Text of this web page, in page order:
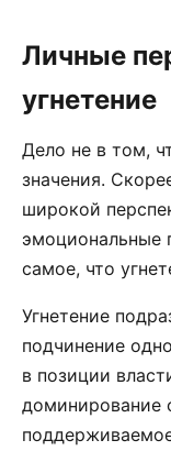
Личные
угнетение
Дело не в том,
значения.
широкой
эмоциональные
самое, что
Угнетение
подчинение
в позиции
доминирование